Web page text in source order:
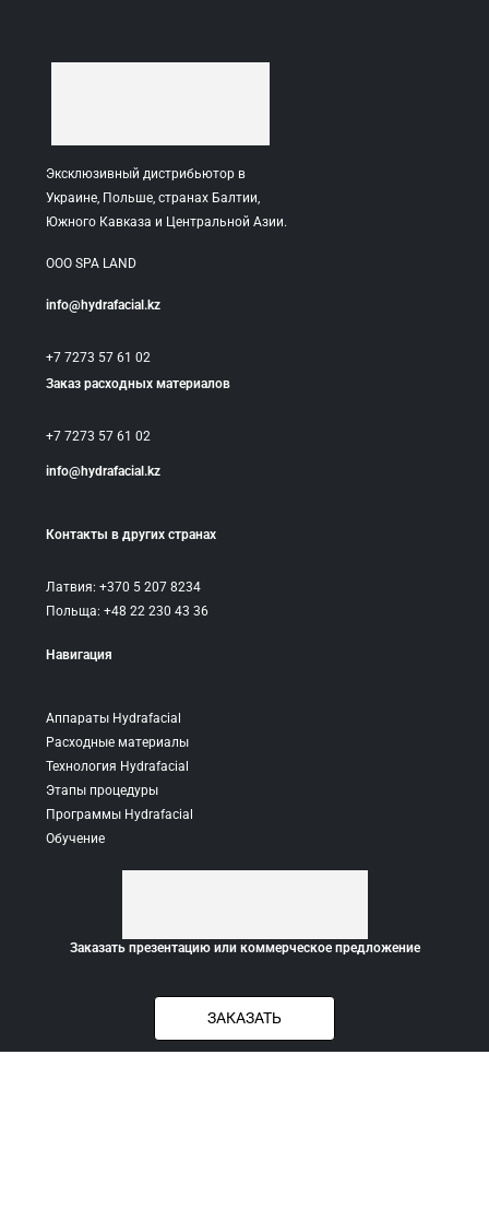
Эксклюзивный дистрибьютор в
Украине, Польше, странах Балтии,
Южного Кавказа и Центральной Азии.
ООО SPA LAND
info@hydrafacial.kz
+7 7273 57 61 02
Заказ расходных материалов
+7 7273 57 61 02
info@hydrafacial.kz
Контакты в других странах
Латвия: +370 5 207 8234
Польща: +48 22 230 43 36
Навигация
Аппараты Hydrafacial
Расходные материалы
Технология Hydrafacial
Этапы процедуры
Программы Hydrafacial
Обучение
Заказать презентацию или коммерческое предложение
ЗАКАЗАТЬ